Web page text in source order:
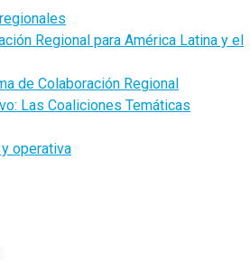
Regional para América Latina y el
de Colaboración Regional
Las Coaliciones Temáticas
operativa